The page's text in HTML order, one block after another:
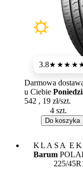
3.8★★★★
Dostępność:
Darmowa
u Ciebie
542 , 19 zł/szt.
Do koszyka
KLASA
Barum
225/